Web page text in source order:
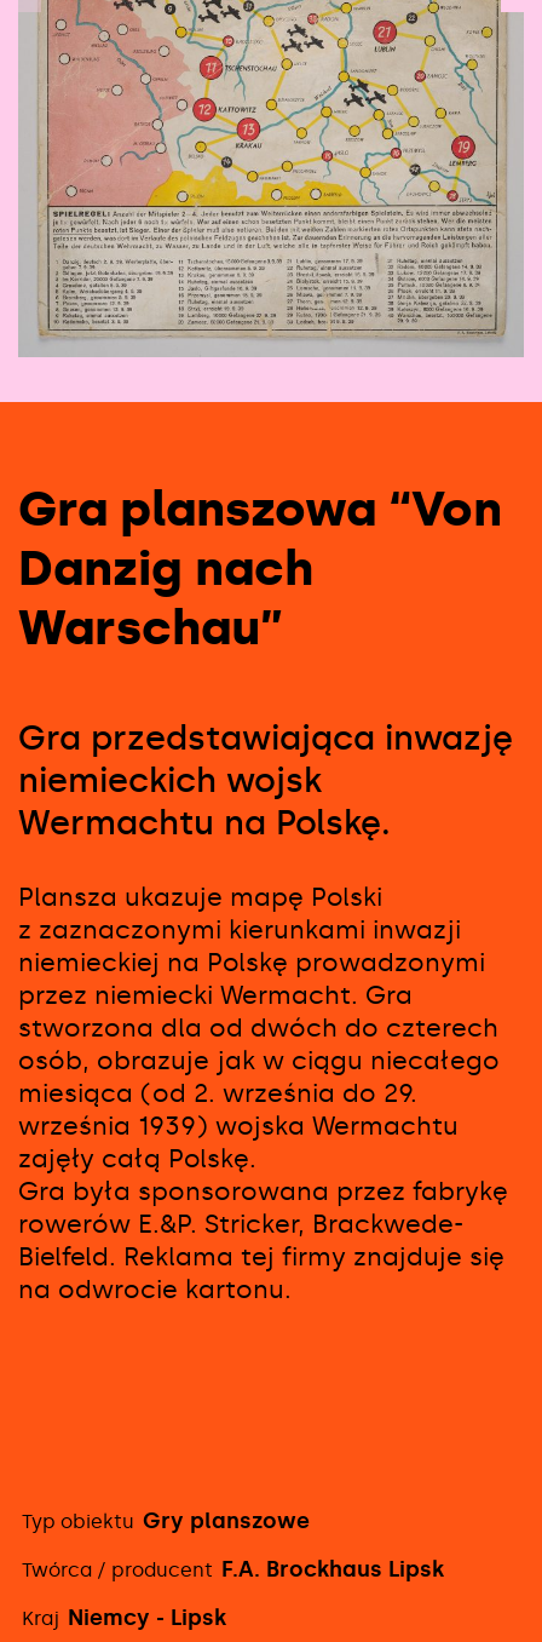
Gra planszowa “Von
Danzig nach
Warschau”
Gra przedstawiająca inwazję
niemieckich wojsk
Wermachtu na Polskę.
Plansza ukazuje mapę Polski
z zaznaczonymi kierunkami inwazji
niemieckiej na Polskę prowadzonymi
przez niemiecki Wermacht. Gra
stworzona dla od dwóch do czterech
osób, obrazuje jak w ciągu niecałego
miesiąca (od 2. września do 29.
września 1939) wojska Wermachtu
zajęły całą Polskę.
Gra była sponsorowana przez fabrykę
rowerów E.&P. Stricker, Brackwede-
Bielfeld. Reklama tej firmy znajduje się
na odwrocie kartonu.
Szczegółowe
informacje
Typ obiektu Gry planszowe
Twórca / producent F.A. Brockhaus Lipsk
Kraj Niemcy - Lipsk